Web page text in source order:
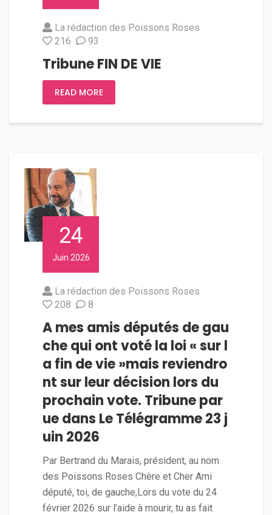
La rédaction des Poissons Roses
216
93
Tribune FIN DE VIE
READ MORE
24
Juin 2026
La rédaction des Poissons Roses
208
8
A mes amis députés de gau
che qui ont voté la loi « sur l
a fin de vie »mais reviendro
nt sur leur décision lors du
prochain vote. Tribune par
ue dans Le Télégramme 23 j
uin 2026
Par Bertrand du Marais, président, au nom
des Poissons Roses Chère et Cher Ami
député, toi, de gauche,Lors du vote du 24
février 2026 sur l’aide à mourir, tu as fait